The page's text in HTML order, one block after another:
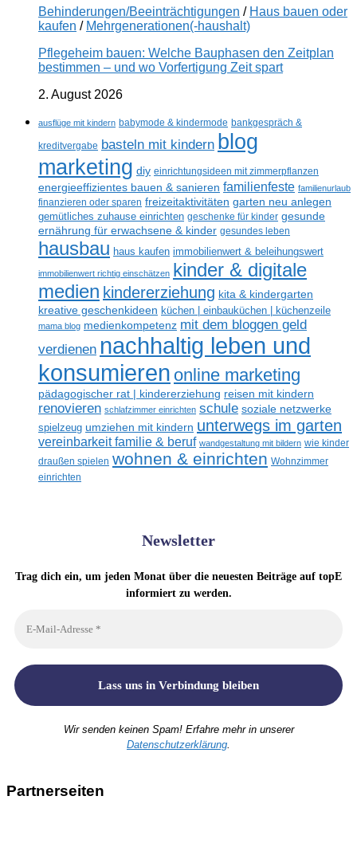
Behinderungen/Beeinträchtigungen / Haus bauen oder
kaufen / Mehrgenerationen(-haushalt)
Pflegeheim bauen: Welche Bauphasen den Zeitplan
bestimmen – und wo Vorfertigung Zeit spart
2. August 2026
ausflüge mit kindern babymode & kindermode bankgespräch &
kreditvergabe basteln mit kindern blog
marketing diy einrichtungsideen mit zimmerpflanzen
energieeffizientes bauen & sanieren familienfeste familienurlaub
finanzieren oder sparen freizeitaktivitäten garten neu anlegen
gemütliches zuhause einrichten geschenke für kinder gesunde
ernährung für erwachsene & kinder gesundes leben
hausbau haus kaufen immobilienwert & beleihungswert
immobilienwert richtig einschätzen kinder & digitale
medien kindererziehung kita & kindergarten
kreative geschenkideen küchen | einbauküchen | küchenzeile
mama blog medienkompetenz mit dem bloggen geld
verdienen nachhaltig leben und
konsumieren online marketing
pädagogischer rat | kindererziehung reisen mit kindern
renovieren schlafzimmer einrichten schule soziale netzwerke
spielzeug umziehen mit kindern unterwegs im garten
vereinbarkeit familie & beruf wandgestaltung mit bildern wie kinder
draußen spielen wohnen & einrichten Wohnzimmer
einrichten
Newsletter
Trag dich ein, um jeden Monat über die neuesten Beiträge auf topE
informiert zu werden.
Wir senden keinen Spam! Erfahre mehr in unserer
Datenschutzerklärung
Partnerseiten